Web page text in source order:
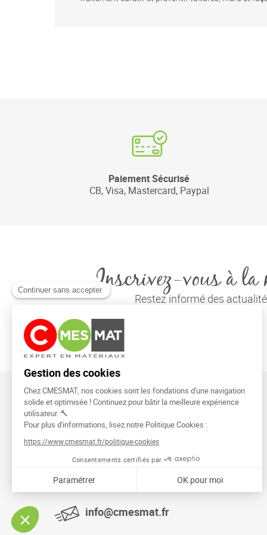
Paiement Sécurisé
CB, Visa, Mastercard, Paypal
Inscrivez-vous à la
Restez informé des
CMESMAT
91026 EVRY COURCOURONNES
info@cmesmat.fr